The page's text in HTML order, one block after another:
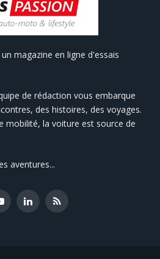
magazine en ligne d'essais
de rédaction vous embarque
des histoires, des voyages.
mobilité, la voiture est source de
aventures...
LinkedInRSS